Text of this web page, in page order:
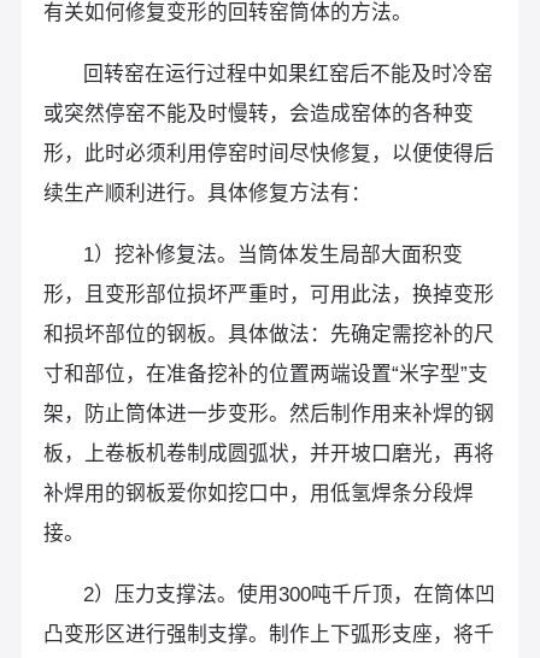
有关如何修复变形的回转窑筒体的方法。
回转窑在运行过程中如果红窑后不能及时冷窑
或突然停窑不能及时慢转，会造成窑体的各种变
形，此时必须利用停窑时间尽快修复，以便使得后
续生产顺利进行。具体修复方法有：
1）挖补修复法。当筒体发生局部大面积变
形，且变形部位损坏严重时，可用此法，换掉变形
和损坏部位的钢板。具体做法：先确定需挖补的尺
寸和部位，在准备挖补的位置两端设置“米字型”支
架，防止筒体进一步变形。然后制作用来补焊的钢
板，上卷板机卷制成圆弧状，并开坡口磨光，再将
补焊用的钢板爱你如挖口中，用低氢焊条分段焊
接。
2）压力支撑法。使用300吨千斤顶，在筒体凹
凸变形区进行强制支撑。制作上下弧形支座，将千